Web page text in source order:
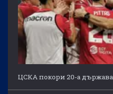
ЦСКА покори 20-а държава